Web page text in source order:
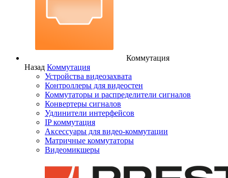
Коммутация
Назад Коммутация
Устройства видеозахвата
Контроллеры для видеостен
Коммутаторы и распределители сигналов
Конвертеры сигналов
Удлинители интерфейсов
IP коммутация
Аксессуары для видео-коммутации
Матричные коммутаторы
Видеомикшеры